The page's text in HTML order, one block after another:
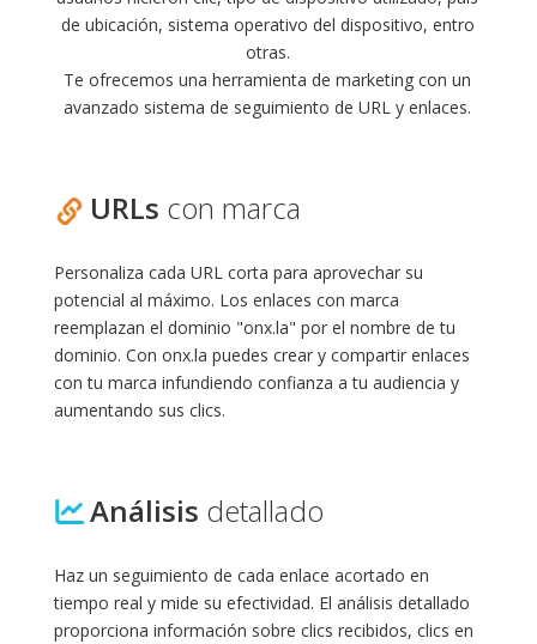
de ubicación, sistema operativo del dispositivo, entro
otras.
Te ofrecemos una herramienta de marketing con un
avanzado sistema de seguimiento de URL y enlaces.
URLs con marca
Personaliza cada URL corta para aprovechar su
potencial al máximo. Los enlaces con marca
reemplazan el dominio "onx.la" por el nombre de tu
dominio. Con onx.la puedes crear y compartir enlaces
con tu marca infundiendo confianza a tu audiencia y
aumentando sus clics.
Análisis detallado
Haz un seguimiento de cada enlace acortado en
tiempo real y mide su efectividad. El análisis detallado
proporciona información sobre clics recibidos, clics en